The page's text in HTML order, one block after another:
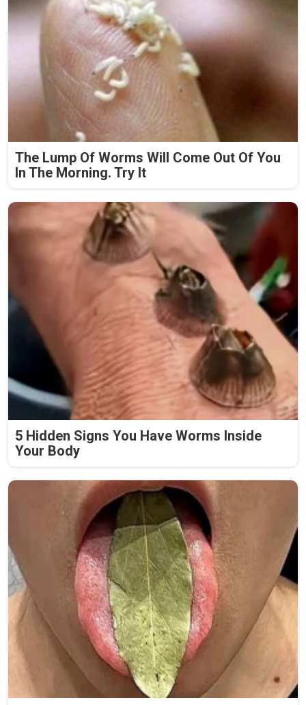
The Lump Of Worms Will Come Out Of You
In The Morning. Try It
5 Hidden Signs You Have Worms Inside
Your Body